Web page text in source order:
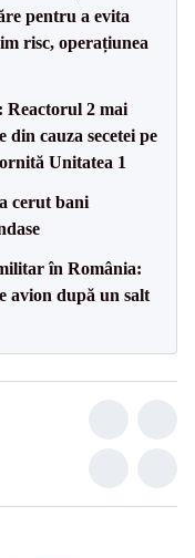
pentru a evita
risc, operațiunea
Reactorul 2 mai
din cauza secetei pe
Unitatea 1
cerut bani
în România:
avion după un salt